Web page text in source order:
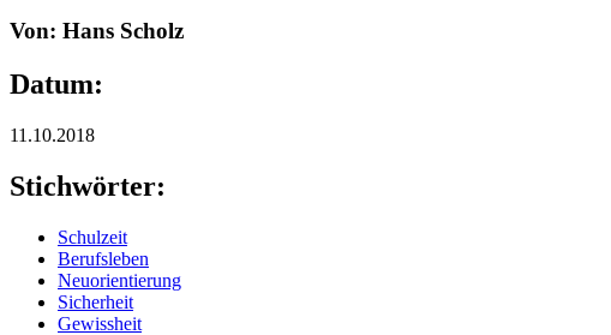
Von: Hans Scholz
Datum:
11.10.2018
Stichwörter:
Schulzeit
Berufsleben
Neuorientierung
Sicherheit
Gewissheit